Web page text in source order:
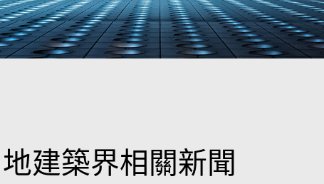
建築界相關新聞